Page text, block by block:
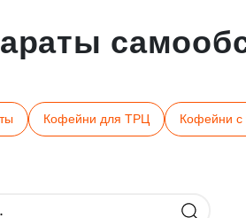
Кофейни для ТРЦ Кофейни с